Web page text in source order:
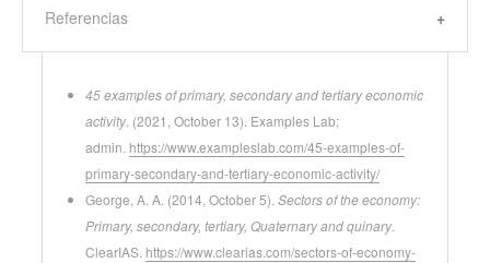
Referencias
45 examples of primary, secondary and tertiary economic
activity . (2021, October 13). Examples Lab;
admin. https://www.exampleslab.com/45-examples-of-
primary-secondary-and-tertiary-economic-activity/
George, A. A. (2014, October 5). Sectors of the economy:
Primary, secondary, tertiary, Quaternary and quinary
ClearIAS. https://www.clearias.com/sectors-of-economy-